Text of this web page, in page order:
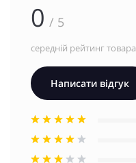
0 / 5
середній рейтинг товара
Написати відгук